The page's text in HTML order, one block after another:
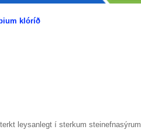
klóríð
leysanlegt í sterkum steinefnasýrum